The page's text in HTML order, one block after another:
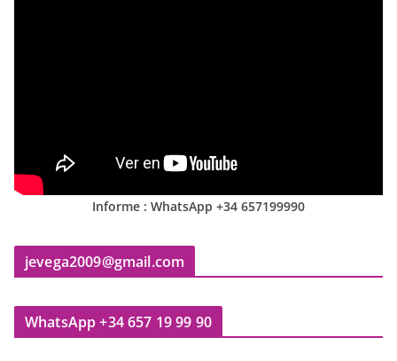
Informe : WhatsApp +34 657199990
jevega2009@gmail.com
WhatsApp +34 657 19 99 90